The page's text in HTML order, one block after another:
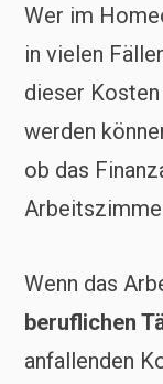
Wer im
in vielen
dieser
werden
ob das
Wenn das
beruflichen
anfallenden